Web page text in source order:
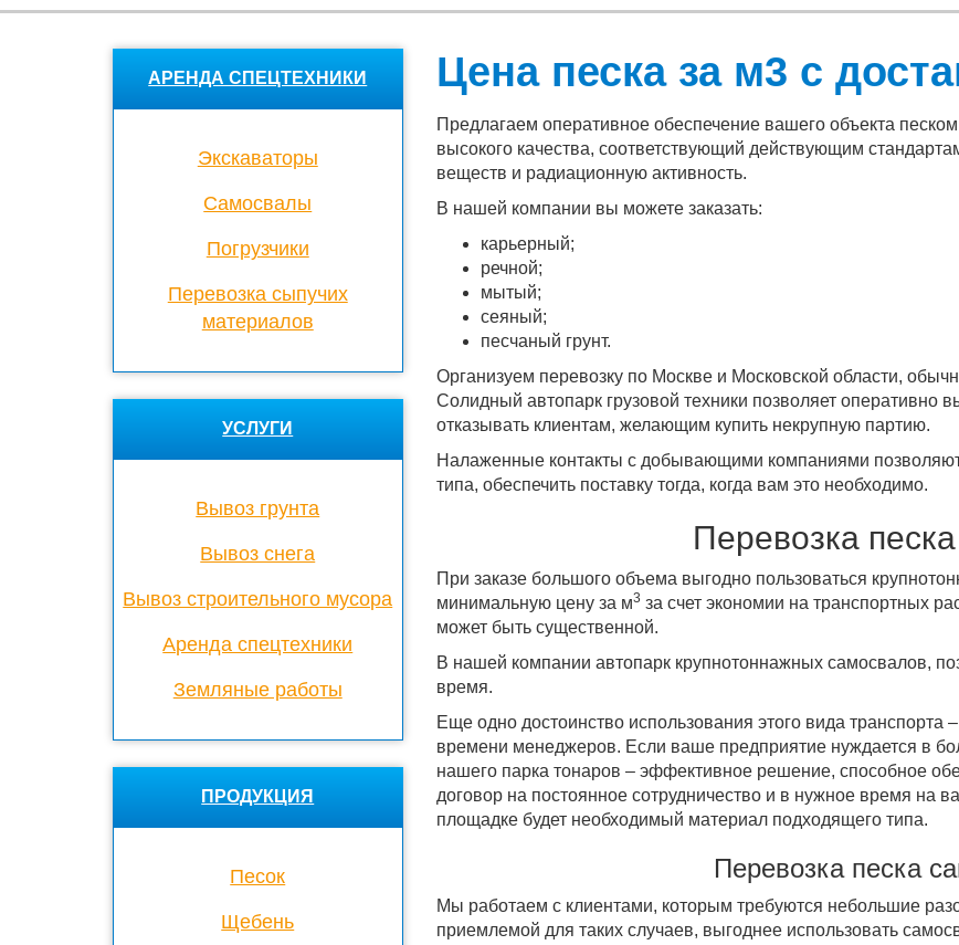
Цена песка за м3 с
Предлагаем оперативное обеспечение вашего объекта
высокого качества, соответствующий действующим
веществ и радиационную активность.
В нашей компании вы можете заказать:
карьерный;
речной;
мытый;
сеяный;
песчаный грунт.
Организуем перевозку по Москве и Московской области,
Солидный автопарк грузовой техники позволяет оперативно
отказывать клиентам, желающим купить некрупную партию.
Налаженные контакты с добывающими компаниями позволяют
типа, обеспечить поставку тогда, когда вам это необходимо.
Перевозка
При заказе большого объема выгодно пользоваться
минимальную цену за м3 за счет экономии на транспортных
может быть существенной.
В нашей компании автопарк крупнотоннажных самосвалов,
время.
Еще одно достоинство использования этого вида
времени менеджеров. Если ваше предприятие нуждается в
нашего парка тонаров – эффективное решение, способное
договор на постоянное сотрудничество и в нужное время на
площадке будет необходимый материал подходящего типа.
Перевозка песка
Мы работаем с клиентами, которым требуются небольшие
приемлемой для таких случаев, выгоднее использовать
АРЕНДА СПЕЦТЕХНИКИ
Экскаваторы
Cамосвалы
Погрузчики
Перевозка сыпучих
материалов
УСЛУГИ
Вывоз грунта
Вывоз снега
Вывоз строительного мусора
Аренда спецтехники
Земляные работы
ПРОДУКЦИЯ
Песок
Щебень